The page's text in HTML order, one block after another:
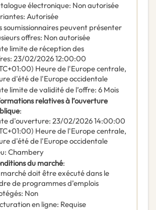
électronique: Non autorisée
: Autorisée
soumissionnaires peuvent présenter
offres: Non autorisée
limite de réception des
: 23/02/202612:00:00
Heure de l'Europe centrale,
d'été de l'Europe occidentale
limite de validité de l’offre: 6 Mois
relatives à l’ouverture
:
d'ouverture: 23/02/202614:00:00
Heure de l'Europe centrale,
d'été de l'Europe occidentale
: Chambery
du marché:
marché doit être exécuté dans le
de programmes d’emplois
: Non
en ligne: Requise